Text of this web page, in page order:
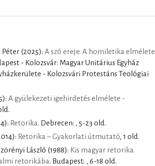
Péter (2025): A szó ereje. A homiletika elmélete
- Kolozsvár: Magyar Unitárius Egyház
- Kolozsvári Protestáns Teológiai
A gyülekezeti igehirdetés elmélete -
Retorika. Debrecen: , 5-23 old.
Retorika – Gyakorlati útmutató, 1 old.
László (1988): Kis magyar retorika.
retorikába. Budapest: , 6-18 old.